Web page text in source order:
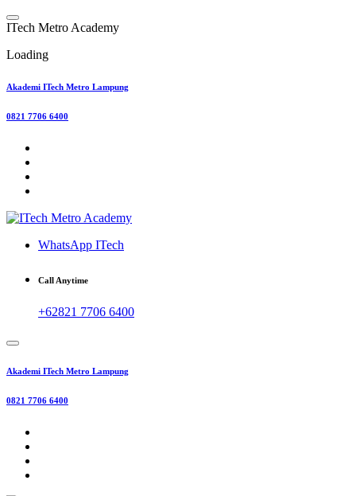
Skip
to
ITech Metro Academy
Loading
Akademi ITech Metro Lampung
0821 7706 6400
WhatsApp ITech
Call Anytime
+62821 7706 6400
Akademi ITech Metro Lampung
0821 7706 6400